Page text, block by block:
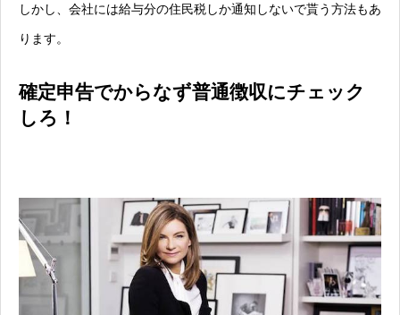
しかし、会社には給与分の住民税しか通知しないで貰う方法もあ
ります。
確定申告でからなず普通徴収にチェック
しろ！